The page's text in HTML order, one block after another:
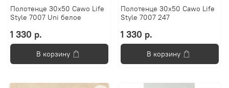
Полотенце 30x50 Cawo Life
Style 7007 Uni белое
1 330 р.
В корзину
Полотенце 30x50 Cawo Life
Style 7007 247
1 330 р.
В корзину